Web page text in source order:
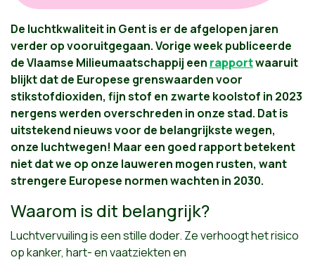
De luchtkwaliteit in Gent is er de afgelopen jaren
verder op vooruitgegaan. Vorige week publiceerde
de Vlaamse Milieumaatschappij een rapportwaaruit
blijkt dat de Europese grenswaarden voor
stikstofdioxiden, fijn stof en zwarte koolstof in 2023
nergens werden overschreden in onze stad. Dat is
uitstekend nieuws voor de belangrijkste wegen,
onze luchtwegen! Maar een goed rapport betekent
niet dat we op onze lauweren mogen rusten, want
strengere Europese normen wachten in 2030.
Waarom is dit belangrijk?
Luchtvervuiling is een stille doder. Ze verhoogt het risico
op kanker, hart- en vaatziekten en